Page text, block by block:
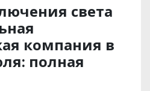
света
компания в
полная